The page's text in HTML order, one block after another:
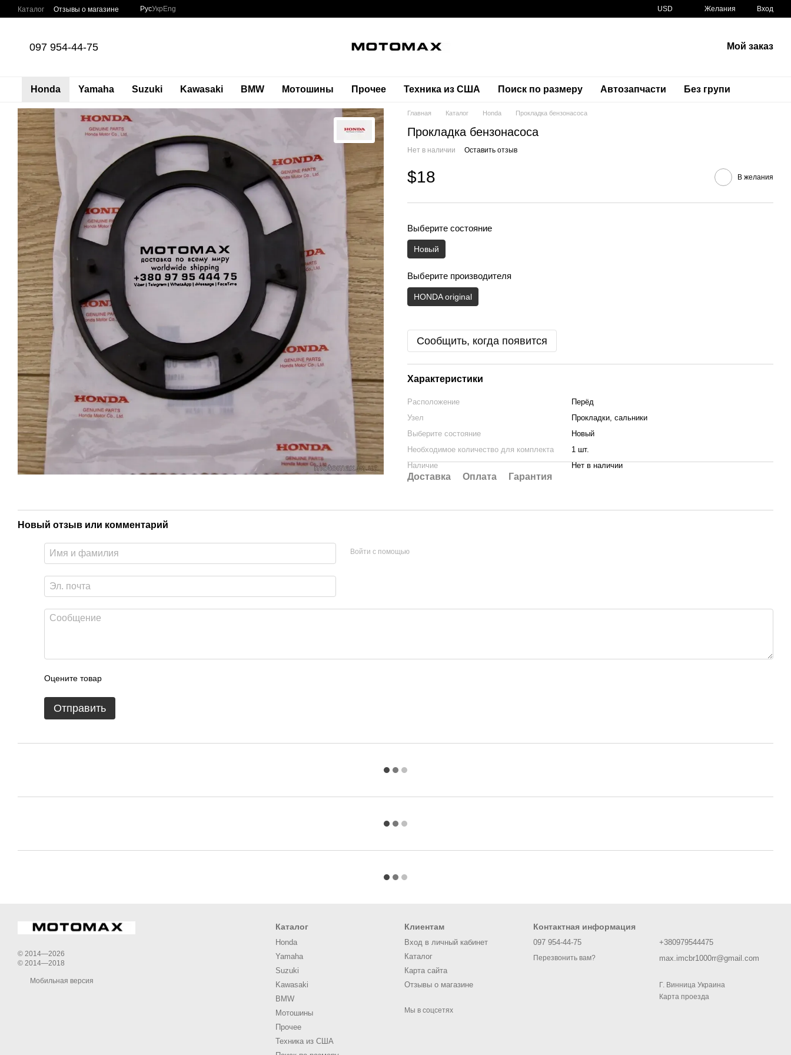
Перейти к основному контенту
Каталог Отзывы о магазине РусУкр Eng USD Желания Вход
097 954-44-75 Мой заказ
Honda Yamaha Suzuki Kawasaki BMW Мотошины Прочее Техника из США Поиск по размеру Автозапчасти Без групи
Главная Каталог Honda Прокладка бензонасоса
Прокладка бензонасоса
Нет в наличии Оставить отзыв
$18 В желания
Выберите состояние
Новый
Выберите производителя
HONDA original
Сообщить, когда появится
Характеристики
Расположение
Пepёд
Узел
Прокладки, сальники
Выберите состояние
Новый
Необходимое количество для комплекта
1 шт.
Наличие
Нет в наличии
Доставка Оплата Гарантия
Новый отзыв или комментарий
Войти с помощью
Оцените товар
Отправить
© 2014—2026
© 2014—2018
Мобильная версия
Каталог
Honda
Yamaha
Suzuki
Kawasaki
BMW
Мотошины
Прочее
Техника из США
Клиентам
Вход в личный кабинет
Каталог
Карта сайта
Отзывы о магазине
Мы в соцсетях
Контактная информация
097 954-44-75
Перезвонить вам?
+380979544475
max.imcbr1000rr@gmail.com
Г. Винница Украина
Карта проезда